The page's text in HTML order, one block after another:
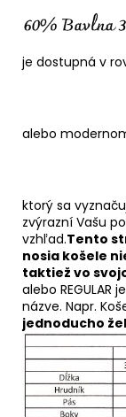
je dostupná v
alebo
ktorý sa
zvýrazní Vašu
vzhľad.Tento
nosia košele
taktiež vo
alebo
názve. Napr.
jednoducho